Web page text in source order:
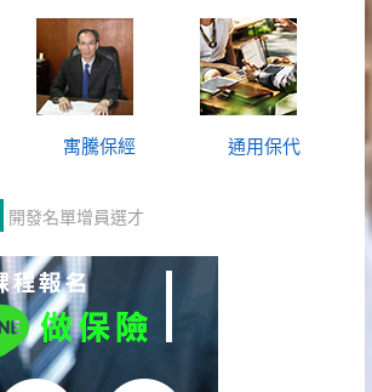
寓騰保經 通用保代
開發名單增員選才